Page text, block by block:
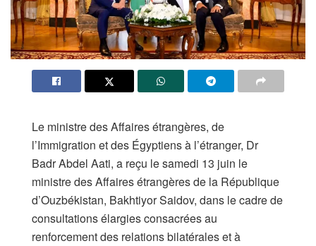
Le ministre des Affaires étrangères, de
l’Immigration et des Égyptiens à l’étranger, Dr
Badr Abdel Aati, a reçu le samedi 13 juin le
ministre des Affaires étrangères de la République
d’Ouzbékistan, Bakhtiyor Saidov, dans le cadre de
consultations élargies consacrées au
renforcement des relations bilatérales et à